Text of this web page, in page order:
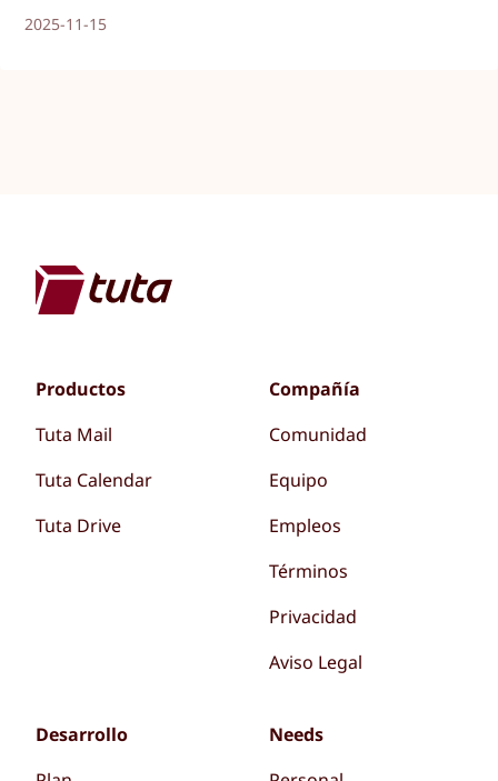
2025-11-15
Productos
Tuta Mail
Tuta Calendar
Tuta Drive
Compañía
Comunidad
Equipo
Empleos
Términos
Privacidad
Aviso Legal
Desarrollo
Needs